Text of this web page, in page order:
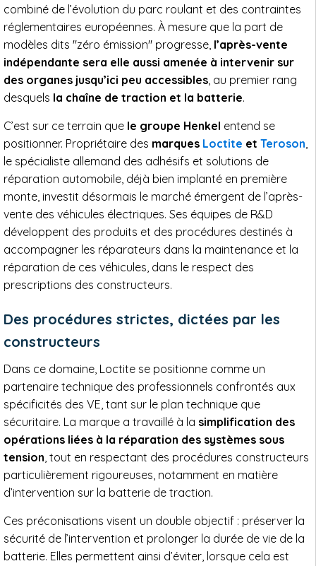
combiné de l’évolution du parc roulant et des contraintes
réglementaires européennes. À mesure que la part de
modèles dits "zéro émission" progresse, l’après-vente
indépendante sera elle aussi amenée à intervenir sur
des organes jusqu’ici peu accessibles, au premier rang
desquels la chaîne de traction et la batterie.
C’est sur ce terrain que le groupe Henkel entend se
positionner. Propriétaire des marques Loctite et Teroson,
le spécialiste allemand des adhésifs et solutions de
réparation automobile, déjà bien implanté en première
monte, investit désormais le marché émergent de l’après-
vente des véhicules électriques. Ses équipes de R&D
développent des produits et des procédures destinés à
accompagner les réparateurs dans la maintenance et la
réparation de ces véhicules, dans le respect des
prescriptions des constructeurs.
Des procédures strictes, dictées par les
constructeurs
Dans ce domaine, Loctite se positionne comme un
partenaire technique des professionnels confrontés aux
spécificités des VE, tant sur le plan technique que
sécuritaire. La marque a travaillé à la simplification des
opérations liées à la réparation des systèmes sous
tension, tout en respectant des procédures constructeurs
particulièrement rigoureuses, notamment en matière
d’intervention sur la batterie de traction.
Ces préconisations visent un double objectif : préserver la
sécurité de l’intervention et prolonger la durée de vie de la
batterie. Elles permettent ainsi d’éviter, lorsque cela est